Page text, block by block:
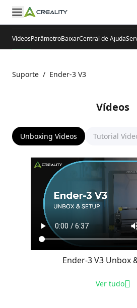
VídeosParâmetroBaixarCentral de Ajuda
Suporte / Ender-3 V3
Vídeos
Unboxing Videos Tutorial
Ender-3 V3 Unbox
Ver tudo